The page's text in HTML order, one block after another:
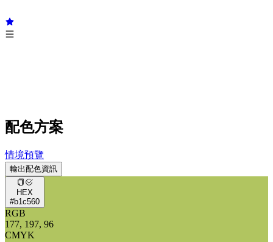
配色方案
情境預覽
輸出配色資訊
HEX
#b1c560
RGB
177, 197, 96
CMYK